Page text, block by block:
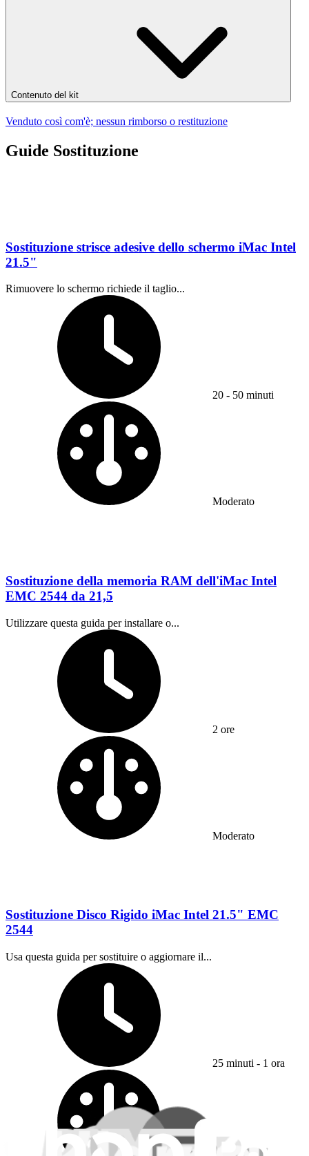
Contenuto del kit
Venduto così com'è; nessun rimborso o restituzione
Guide Sostituzione
Sostituzione strisce adesive dello schermo iMac Intel
21.5"
Rimuovere lo schermo richiede il taglio...
20 - 50 minuti
Moderato
Sostituzione della memoria RAM dell'iMac Intel
EMC 2544 da 21,5
Utilizzare questa guida per installare o...
2 ore
Moderato
Sostituzione Disco Rigido iMac Intel 21.5" EMC
2544
Usa questa guida per sostituire o aggiornare il...
25 minuti - 1 ora